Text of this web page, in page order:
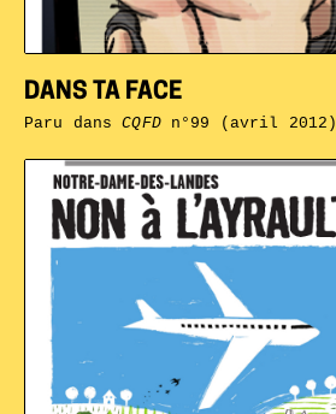
DANS TA FACE
Paru dansCQFDn°99 (avril 2012)